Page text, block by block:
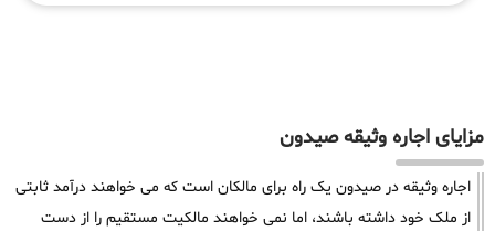
مزایای اجاره وثیقه صیدون
اجاره وثیقه در صیدون یک راه برای مالکان است که می خواهند درآمد ثابتی
از ملک خود داشته باشند، اما نمی خواهند مالکیت مستقیم را از دست